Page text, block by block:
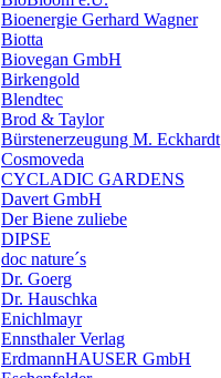
Bioenergie Gerhard Wagner
Biotta
Biovegan GmbH
Birkengold
Blendtec
Brod & Taylor
Bürstenerzeugung M. Eckhardt
Cosmoveda
CYCLADIC GARDENS
Davert GmbH
Der Biene zuliebe
DIPSE
doc nature´s
Dr. Goerg
Dr. Hauschka
Enichlmayr
Ennsthaler Verlag
ErdmannHAUSER GmbH